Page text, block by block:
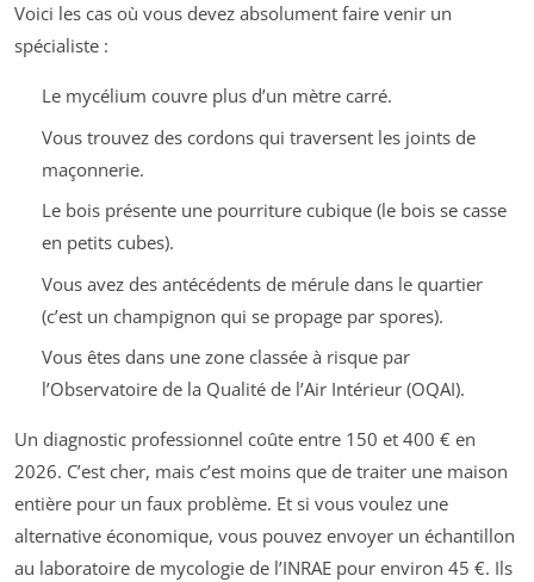
Voici les cas où vous devez absolument faire venir un
spécialiste :
Le mycélium couvre plus d’un mètre carré.
Vous trouvez des cordons qui traversent les joints de
maçonnerie.
Le bois présente une pourriture cubique (le bois se casse
en petits cubes).
Vous avez des antécédents de mérule dans le quartier
(c’est un champignon qui se propage par spores).
Vous êtes dans une zone classée à risque par
l’Observatoire de la Qualité de l’Air Intérieur (OQAI).
Un diagnostic professionnel coûte entre 150 et 400 € en
2026. C’est cher, mais c’est moins que de traiter une maison
entière pour un faux problème. Et si vous voulez une
alternative économique, vous pouvez envoyer un échantillon
au laboratoire de mycologie de l’INRAE pour environ 45 €. Ils